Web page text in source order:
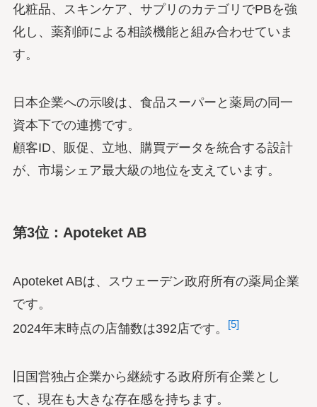
化粧品、スキンケア、サプリのカテゴリでPBを強
化し、薬剤師による相談機能と組み合わせていま
す。
日本企業への示唆は、食品スーパーと薬局の同一
資本下での連携です。
顧客ID、販促、立地、購買データを統合する設計
が、市場シェア最大級の地位を支えています。
第3位：Apoteket AB
Apoteket ABは、スウェーデン政府所有の薬局企業
です。
2024年末時点の店舗数は392店です。
[5]
旧国営独占企業から継続する政府所有企業とし
て、現在も大きな存在感を持ちます。